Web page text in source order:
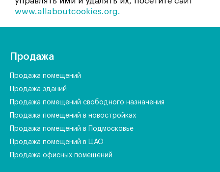
www.allaboutcookies.org.
Продажа
Продажа помещений
Продажа зданий
Продажа помещений свободного назначения
Продажа помещений в новостройках
Продажа помещений в Подмосковье
Продажа помещений в ЦАО
Продажа офисных помещений